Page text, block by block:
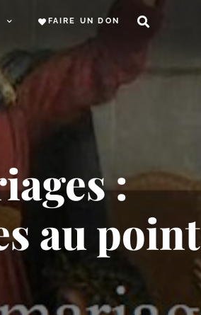
FAIRE UN DON
:
au point